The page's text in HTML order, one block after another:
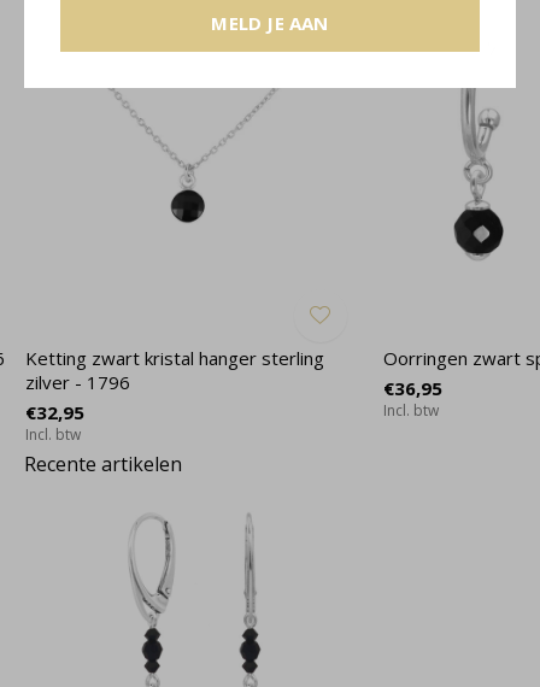
MELD JE AAN
Ketting zwart kristal hanger sterling
zilver - 1796
€32,95
Incl. btw
Oorringen zwart
€36,95
Incl. btw
Recente artikelen